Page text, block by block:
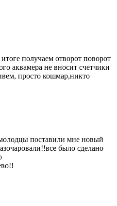
получаем отворот поворот
аквамера не вносит счетчики
просто кошмар,никто
поставили мне новый
было сделано